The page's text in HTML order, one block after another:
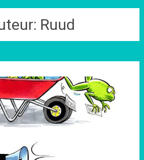
Ruud